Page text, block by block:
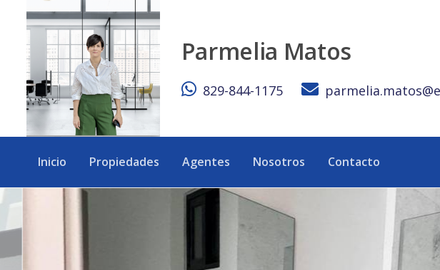
Parmelia Matos
829-844-1175
Inicio Propiedades Agentes Nosotros Contacto
Exclusividad en Punta Cana Village! - eXp Realty República Dominicana